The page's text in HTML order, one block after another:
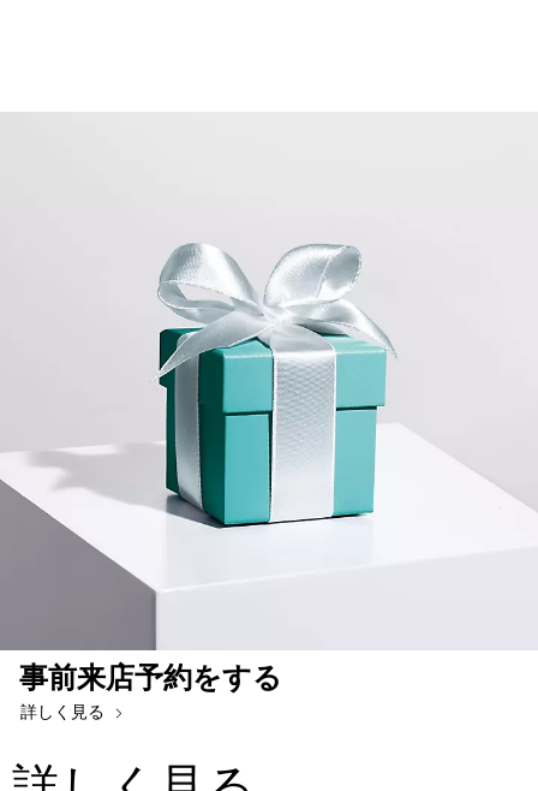
事前来店予約をする
詳しく見る